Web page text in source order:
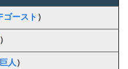
ゴースト ）
）
人 ）